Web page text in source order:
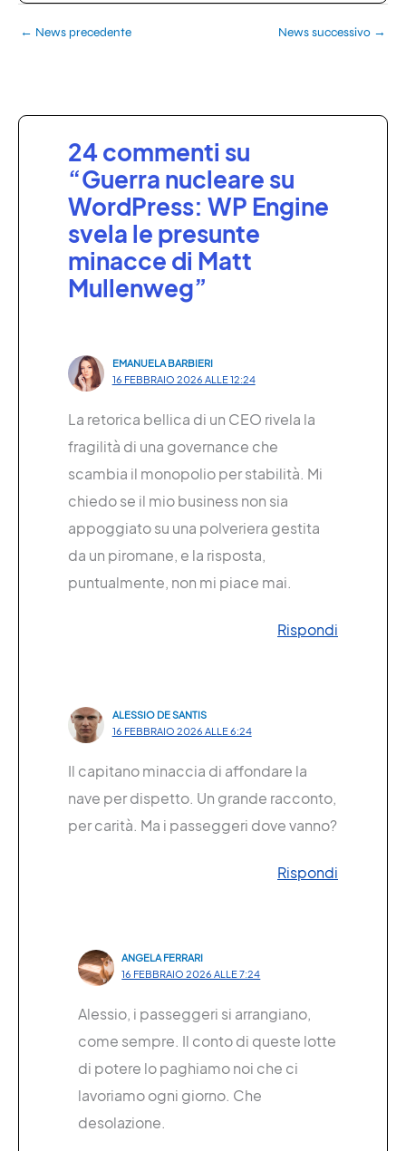
← News precedente News successivo →
24 commenti su
“Guerra nucleare su
WordPress: WP Engine
svela le presunte
minacce di Matt
Mullenweg”
EMANUELA BARBIERI
16 FEBBRAIO 2026 ALLE 12:24
La retorica bellica di un CEO rivela la
fragilità di una governance che
scambia il monopolio per stabilità. Mi
chiedo se il mio business non sia
appoggiato su una polveriera gestita
da un piromane, e la risposta,
puntualmente, non mi piace mai.
Rispondi
ALESSIO DE SANTIS
16 FEBBRAIO 2026 ALLE 6:24
Il capitano minaccia di affondare la
nave per dispetto. Un grande racconto,
per carità. Ma i passeggeri dove vanno?
Rispondi
ANGELA FERRARI
16 FEBBRAIO 2026 ALLE 7:24
Alessio, i passeggeri si arrangiano,
come sempre. Il conto di queste lotte
di potere lo paghiamo noi che ci
lavoriamo ogni giorno. Che
desolazione.